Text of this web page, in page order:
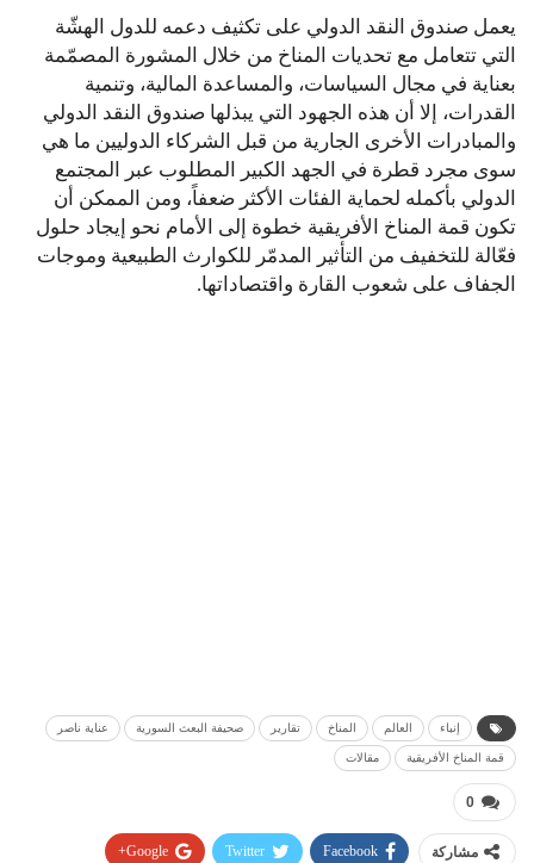
يعمل صندوق النقد الدولي على تكثيف دعمه للدول الهشّة
التي تتعامل مع تحديات المناخ من خلال المشورة المصمّمة
بعناية في مجال السياسات، والمساعدة المالية، وتنمية
القدرات، إلا أن هذه الجهود التي يبذلها صندوق النقد الدولي
والمبادرات الأخرى الجارية من قبل الشركاء الدوليين ما هي
سوى مجرد قطرة في الجهد الكبير المطلوب عبر المجتمع
الدولي بأكمله لحماية الفئات الأكثر ضعفاً، ومن الممكن أن
تكون قمة المناخ الأفريقية خطوة إلى الأمام نحو إيجاد حلول
فعّالة للتخفيف من التأثير المدمّر للكوارث الطبيعية وموجات
الجفاف على شعوب القارة واقتصاداتها.
إنباء العالم المناخ تقارير صحيفة البعث السورية عناية ناصر
قمة المناخ الأفريقية مقالات
0
مشاركة Facebook
Twitter
Google+